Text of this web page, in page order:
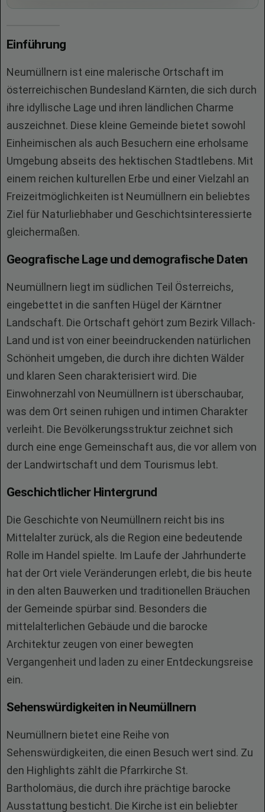
Einführung
Neumüllnern ist eine malerische Ortschaft im
österreichischen Bundesland Kärnten, die sich durch
ihre idyllische Lage und ihren ländlichen Charme
auszeichnet. Diese kleine Gemeinde bietet sowohl
Einheimischen als auch Besuchern eine erholsame
Umgebung abseits des hektischen Stadtlebens. Mit
einem reichen kulturellen Erbe und einer Vielzahl an
Freizeitmöglichkeiten ist Neumüllnern ein beliebtes
Ziel für Naturliebhaber und Geschichtsinteressierte
gleichermaßen.
Geografische Lage und demografische Daten
Neumüllnern liegt im südlichen Teil Österreichs,
eingebettet in die sanften Hügel der Kärntner
Landschaft. Die Ortschaft gehört zum Bezirk Villach-
Land und ist von einer beeindruckenden natürlichen
Schönheit umgeben, die durch ihre dichten Wälder
und klaren Seen charakterisiert wird. Die
Einwohnerzahl von Neumüllnern ist überschaubar,
was dem Ort seinen ruhigen und intimen Charakter
verleiht. Die Bevölkerungsstruktur zeichnet sich
durch eine enge Gemeinschaft aus, die vor allem von
der Landwirtschaft und dem Tourismus lebt.
Geschichtlicher Hintergrund
Die Geschichte von Neumüllnern reicht bis ins
Mittelalter zurück, als die Region eine bedeutende
Rolle im Handel spielte. Im Laufe der Jahrhunderte
hat der Ort viele Veränderungen erlebt, die bis heute
in den alten Bauwerken und traditionellen Bräuchen
der Gemeinde spürbar sind. Besonders die
mittelalterlichen Gebäude und die barocke
Architektur zeugen von einer bewegten
Vergangenheit und laden zu einer Entdeckungsreise
ein.
Sehenswürdigkeiten in Neumüllnern
Neumüllnern bietet eine Reihe von
Sehenswürdigkeiten, die einen Besuch wert sind. Zu
den Highlights zählt die Pfarrkirche St.
Bartholomäus, die durch ihre prächtige barocke
Ausstattung besticht. Die Kirche ist ein beliebter